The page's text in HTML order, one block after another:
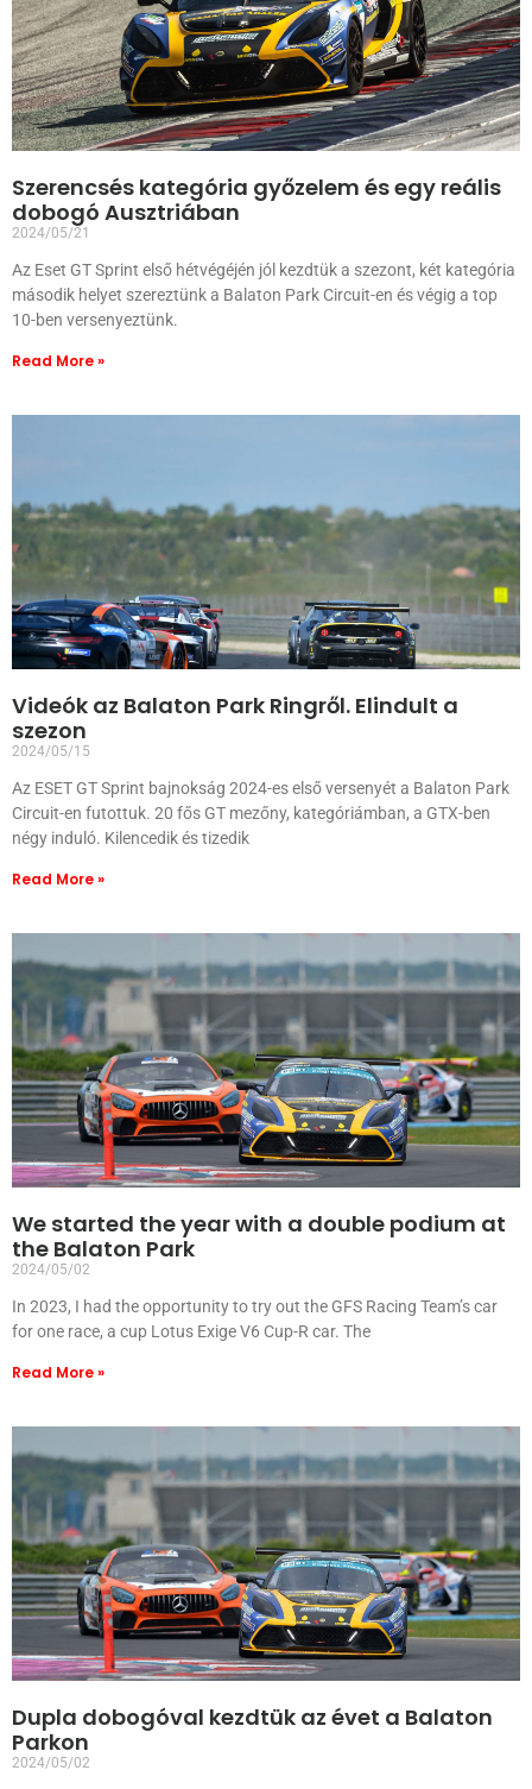
Szerencsés kategória győzelem és egy reális
dobogó Ausztriában
2024/05/21
Az Eset GT Sprint első hétvégéjén jól kezdtük a szezont, két kategória
második helyet szereztünk a Balaton Park Circuit-en és végig a top
10-ben versenyeztünk.
Read More »
Videók az Balaton Park Ringről. Elindult a
szezon
2024/05/15
Az ESET GT Sprint bajnokság 2024-es első versenyét a Balaton Park
Circuit-en futottuk. 20 fős GT mezőny, kategóriámban, a GTX-ben
négy induló. Kilencedik és tizedik
Read More »
We started the year with a double podium at
the Balaton Park
2024/05/02
In 2023, I had the opportunity to try out the GFS Racing Team’s car
for one race, a cup Lotus Exige V6 Cup-R car. The
Read More »
Dupla dobogóval kezdtük az évet a Balaton
Parkon
2024/05/02